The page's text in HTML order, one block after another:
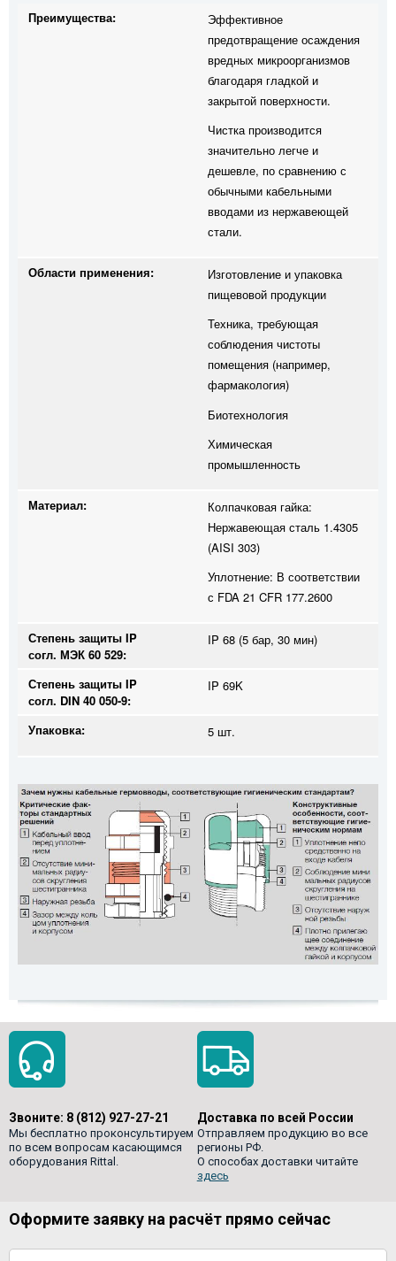
Преимущества:
Эффективное
предотвращение осаждения
вредных микроорганизмов
благодаря гладкой и
закрытой поверхности.
Чистка производится
значительно легче и
дешевле, по сравнению с
обычными кабельными
вводами из нержавеющей
стали.
Области применения:
Изготовление и упаковка
пищевовой продукции
Техника, требующая
соблюдения чистоты
помещения (например,
фармакология)
Биотехнология
Химическая
промышленность
Материал:
Колпачковая гайка:
Нержавеющая сталь 1.4305
(AISI 303)
Уплотнение: В соответствии
с FDA 21 CFR 177.2600
Степень защиты IP
согл. МЭК 60 529:
IP 68 (5 бар, 30 мин)
Степень защиты IP
согл. DIN 40 050-9:
IP 69K
Упаковка: 5 шт.
Звоните: 8 (812) 927-27-21
Мы бесплатно проконсультируем
по всем вопросам касающимся
оборудования Rittal.
Доставка по всей России
Отправляем продукцию во все
регионы РФ.
О способах доставки читайте
здесь
Оформите заявку на расчёт прямо сейчас